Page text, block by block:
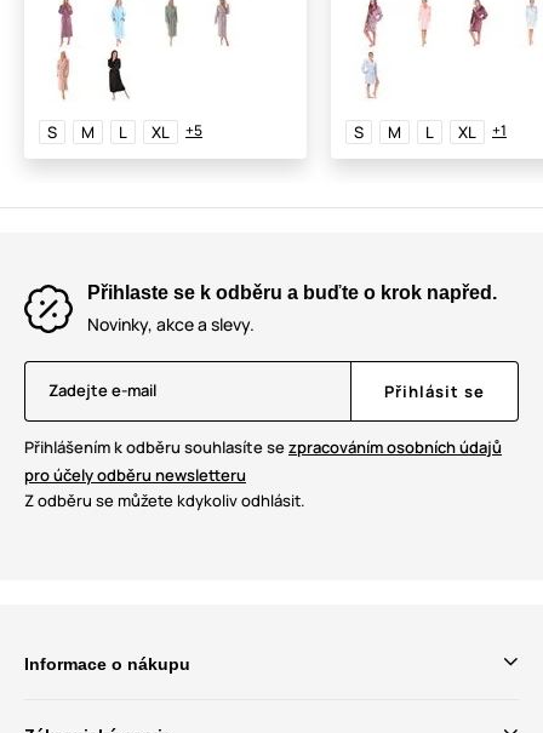
S M L XL +5 S M L XL +1
Přihlaste se k odběru a buďte o krok napřed.
Novinky, akce a slevy.
Zadejte e-mail Přihlásit se
Přihlášením k odběru souhlasíte sezpracováním osobních údajů
pro účely odběru newsletteru
Z odběru se můžete kdykoliv odhlásit.
Informace o nákupu